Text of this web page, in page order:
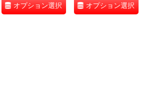
オプション選択 オプション選択